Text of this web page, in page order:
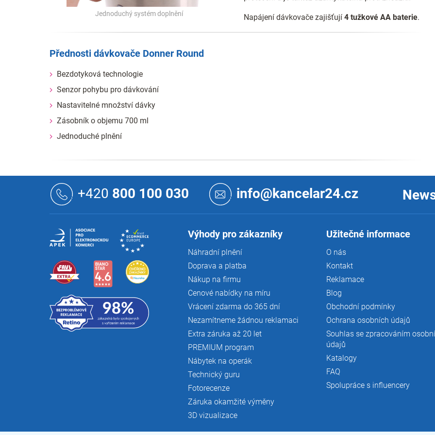
Jednoduchý systém doplnění Napájení dávkovače zajišťují4 tužkové AA baterie.
Přednosti dávkovače Donner Round
Bezdotyková technologie
Senzor pohybu pro dávkování
Nastavitelné množství dávky
Zásobník o objemu 700 ml
Jednoduché plnění
+420 800 100 030 info@kancelar24.cz
Výhody pro zákazníky
Náhradní plnění
Doprava a platba
Nákup na firmu
Cenové nabídky na míru
Vrácení zdarma do 365 dní
Nezamítneme žádnou reklamaci
Extra záruka až 20 let
PREMIUM program
Nábytek na operák
Technický guru
Fotorecenze
Záruka okamžité výměny
3D vizualizace
Užitečné informace
O nás
Kontakt
Reklamace
Blog
Obchodní podmínky
Ochrana osobních údajů
Souhlas se zpracováním
údajů
Katalogy
FAQ
Spolupráce s influencery